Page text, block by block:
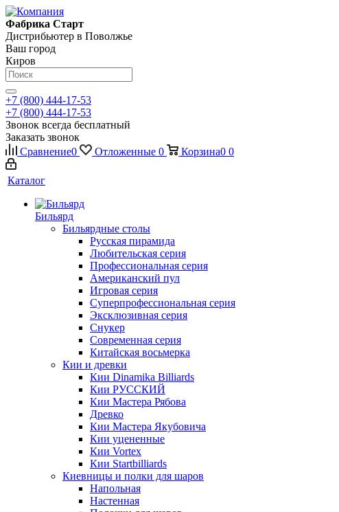
Фабрика Старт
Дистрибьютер в Поволжье
Ваш город
Киров
+7 (800) 444-17-53
+7 (800) 444-17-53
Звонок всегда бесплатный
Заказать звонок
Сравнение0 Отложенные 0 Корзина0 0
Каталог
Бильярд
Бильярдные столы
Русская пирамида
Любительская серия
Профессиональная серия
Американский пул
Игровая серия
Суперпрофессиональная серия
Эксклюзивная серия
Снукер
Современная серия
Китайская восьмерка
Кии и древки
Кии Dinamika Billiards
Кии РУССКИЙ
Кии Мастера Рябова
Древко
Кии Мастера Якубовича
Кии уцененные
Кии Vortex
Кии Startbilliards
Киевницы и полки для шаров
Напольная
Настенная